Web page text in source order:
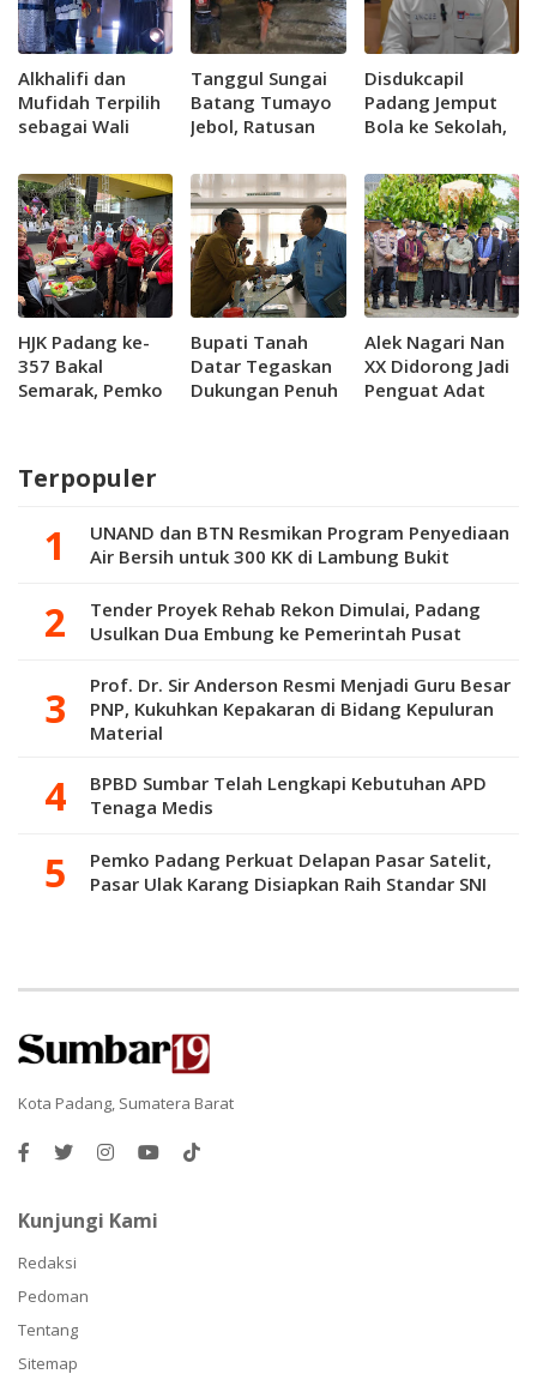
Alkhalifi dan
Mufidah Terpilih
sebagai Wali
2026
Tanggul Sungai
Batang Tumayo
Jebol, Ratusan
Terdampak Banjir
Disdukcapil
Padang Jemput
Bola ke Sekolah,
KIA 100 Persen
HJK Padang ke-
357 Bakal
Semarak, Pemko
Bupati Tanah
Datar Tegaskan
Dukungan Penuh
Alek Nagari Nan
XX Didorong Jadi
Penguat Adat
Terpopuler
UNAND dan BTN Resmikan Program Penyediaan
Air Bersih untuk 300 KK di Lambung Bukit
Tender Proyek Rehab Rekon Dimulai, Padang
Usulkan Dua Embung ke Pemerintah Pusat
Prof. Dr. Sir Anderson Resmi Menjadi Guru Besar
PNP, Kukuhkan Kepakaran di Bidang Kepuluran
Material
BPBD Sumbar Telah Lengkapi Kebutuhan APD
Tenaga Medis
Pemko Padang Perkuat Delapan Pasar Satelit,
Pasar Ulak Karang Disiapkan Raih Standar SNI
Kota Padang, Sumatera Barat
Kunjungi Kami
Redaksi
Pedoman
Tentang
Sitemap